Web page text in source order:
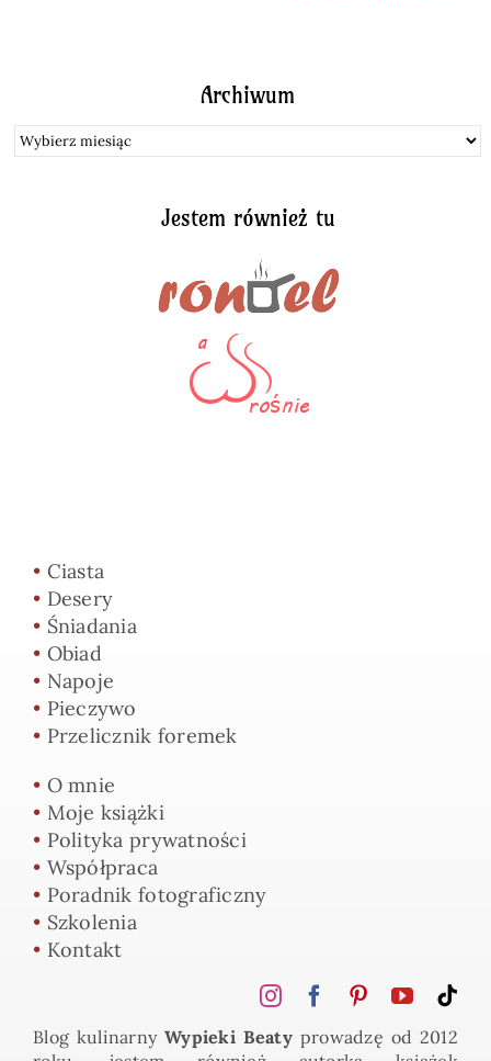
Archiwum
Archiwum
Jestem również tu
• Ciasta
• Desery
• Śniadania
• Obiad
• Napoje
• Pieczywo
• Przelicznik foremek
• O mnie
• Moje książki
• Polityka prywatności
• Współpraca
• Poradnik fotograficzny
• Szkolenia
• Kontakt
Blog kulinarny Wypieki Beaty prowadzę od 2012